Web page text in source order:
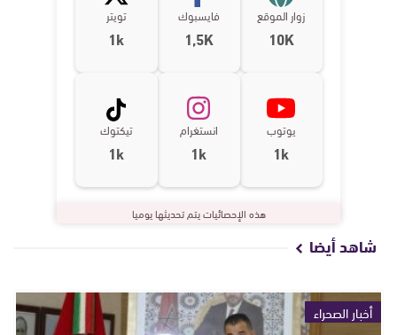
زوار الموقع
10K
فايسبوك
1,5K
تويتر
1k
يوتوب
1k
انستغرام
1k
تيكتوك
1k
هذه الإحصائيات يتم تحديثها يوميا
شاهد أيضا
أخبار الصحراء